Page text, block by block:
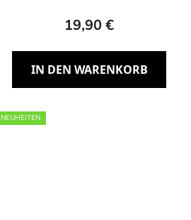
19,90 €
IN DEN WARENKORB
NEUHEITEN